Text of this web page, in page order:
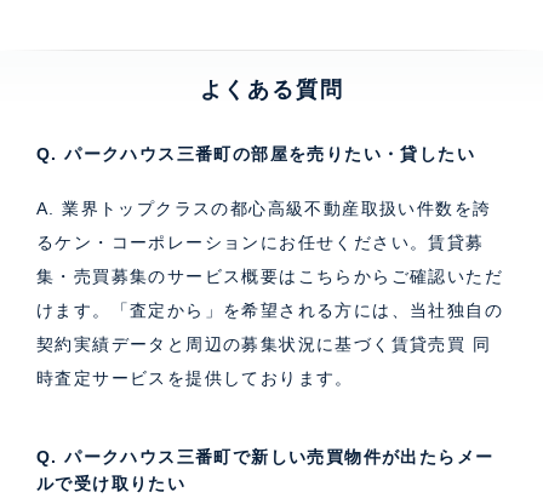
よくある質問
Q. パークハウス三番町の部屋を売りたい・貸したい
A. 業界トップクラスの都心高級不動産取扱い件数を誇
るケン・コーポレーションにお任せください。賃貸募
集・売買募集のサービス概要はこちら からご確認いただ
けます。「査定から」を希望される方には、当社独自の
契約実績データと周辺の募集状況に基づく 賃貸売買 同
時査定サービス を提供しております。
Q. パークハウス三番町で新しい売買物件が出たらメー
ルで受け取りたい